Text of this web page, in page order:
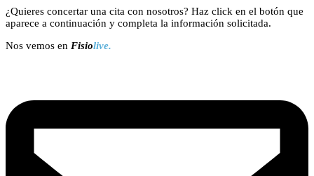
¿Quieres concertar una cita con nosotros? Haz click en el botón que
aparece a continuación y completa la información solicitada.
Nos vemos en Fisiolive.